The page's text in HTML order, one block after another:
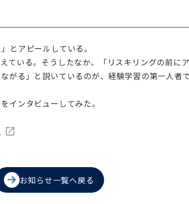
とアピールしている。
ている。そうしたなか、「リスキリングの前に
がる」と説いているのが、経験学習の第一人者
インタビューしてみた。
お知らせ一覧へ戻る